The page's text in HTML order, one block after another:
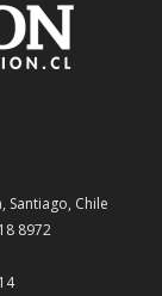
Santiago, Chile
8972